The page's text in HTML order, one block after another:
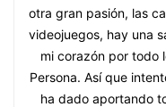
otra gran pasión, las
videojuegos, hay una
mi corazón por todo
Persona. Así que
ha dado aportando